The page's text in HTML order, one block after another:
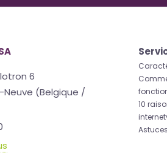
6
Neuve (Belgique /
10